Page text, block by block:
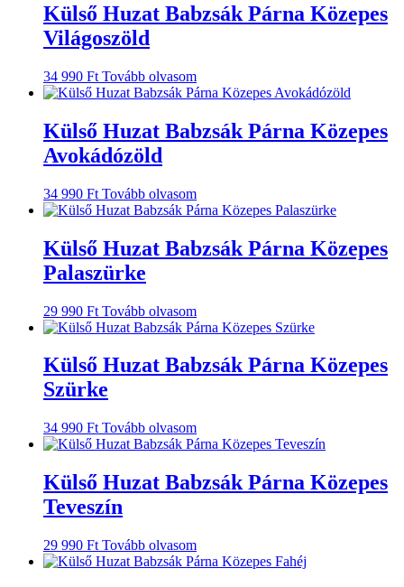
Külső Huzat Babzsák Párna Közepes
Világoszöld
34 990 Ft Tovább olvasom
Külső Huzat Babzsák Párna Közepes
Avokádózöld
34 990 Ft Tovább olvasom
Külső Huzat Babzsák Párna Közepes
Palaszürke
29 990 Ft Tovább olvasom
Külső Huzat Babzsák Párna Közepes
Szürke
34 990 Ft Tovább olvasom
Külső Huzat Babzsák Párna Közepes
Teveszín
29 990 Ft Tovább olvasom